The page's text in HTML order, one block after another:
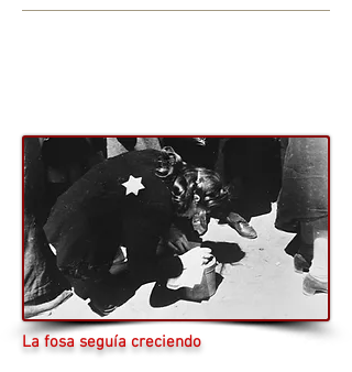
La fosa seguía creciendo